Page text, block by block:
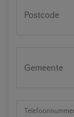
Postcode
Gemeente